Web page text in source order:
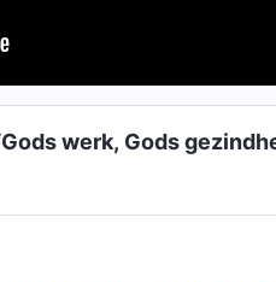
werk, Gods